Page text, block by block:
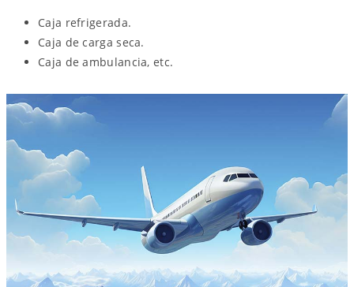
Caja refrigerada.
Caja de carga seca.
Caja de ambulancia, etc.